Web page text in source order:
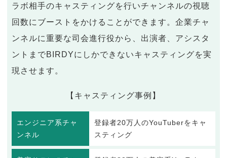
ラボ相手のキャスティングを行いチャンネルの視聴
回数にブーストをかけることができます。企業チャ
ンネルに重要な司会進行役から、出演者、アシスタ
ントまでBIRDYにしかできないキャスティングを実
現させます。
【キャスティング事例】
エンジニア系チャ
ンネル
登録者20万人のYouTuberをキャ
スティング